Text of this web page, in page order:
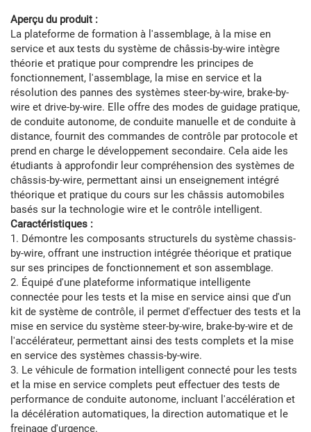
Aperçu du produit :
La plateforme de formation à l'assemblage, à la mise en
service et aux tests du système de châssis-by-wire intègre
théorie et pratique pour comprendre les principes de
fonctionnement, l'assemblage, la mise en service et la
résolution des pannes des systèmes steer-by-wire, brake-by-
wire et drive-by-wire. Elle offre des modes de guidage pratique,
de conduite autonome, de conduite manuelle et de conduite à
distance, fournit des commandes de contrôle par protocole et
prend en charge le développement secondaire. Cela aide les
étudiants à approfondir leur compréhension des systèmes de
châssis-by-wire, permettant ainsi un enseignement intégré
théorique et pratique du cours sur les châssis automobiles
basés sur la technologie wire et le contrôle intelligent.
Caractéristiques :
1. Démontre les composants structurels du système chassis-
by-wire, offrant une instruction intégrée théorique et pratique
sur ses principes de fonctionnement et son assemblage.
2. Équipé d'une plateforme informatique intelligente
connectée pour les tests et la mise en service ainsi que d'un
kit de système de contrôle, il permet d'effectuer des tests et la
mise en service du système steer-by-wire, brake-by-wire et de
l'accélérateur, permettant ainsi des tests complets et la mise
en service des systèmes chassis-by-wire.
3. Le véhicule de formation intelligent connecté pour les tests
et la mise en service complets peut effectuer des tests de
performance de conduite autonome, incluant l'accélération et
la décélération automatiques, la direction automatique et le
freinage d'urgence.